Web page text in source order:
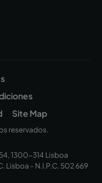
Site Map
reservados.
1300-314 Lisboa
Lisboa - N.I.P.C. 502 669